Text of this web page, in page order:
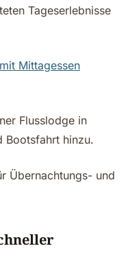
Tageserlebnisse
Mittagessen
Flusslodge in
Bootsfahrt hinzu.
Übernachtungs- und